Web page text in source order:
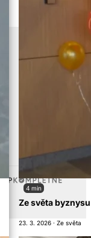
4 min
Ze světa
23. 3. 2026 · Ze světa